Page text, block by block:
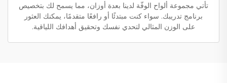
تأتي مجموعة ألواح الوفّة لدينا بعدة أوزان، مما يسمح لك بتخصيص
برنامج تدريبك. سواء كنت مبتدئًا أو رافعًا متقدمًا، يمكنك العثور
على الوزن المثالي لتحدي نفسك وتحقيق أهدافك اللياقية.